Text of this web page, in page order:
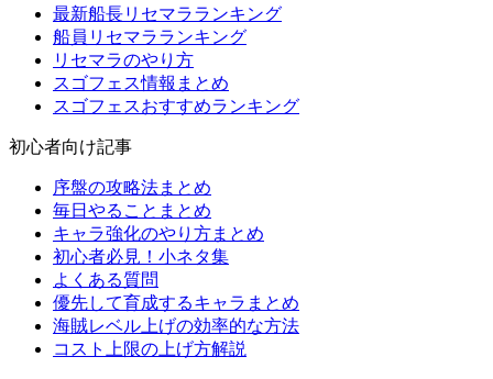
最新船長リセマラランキング
船員リセマラランキング
リセマラのやり方
スゴフェス情報まとめ
スゴフェスおすすめランキング
初心者向け記事
序盤の攻略法まとめ
毎日やることまとめ
キャラ強化のやり方まとめ
初心者必見！小ネタ集
よくある質問
優先して育成するキャラまとめ
海賊レベル上げの効率的な方法
コスト上限の上げ方解説